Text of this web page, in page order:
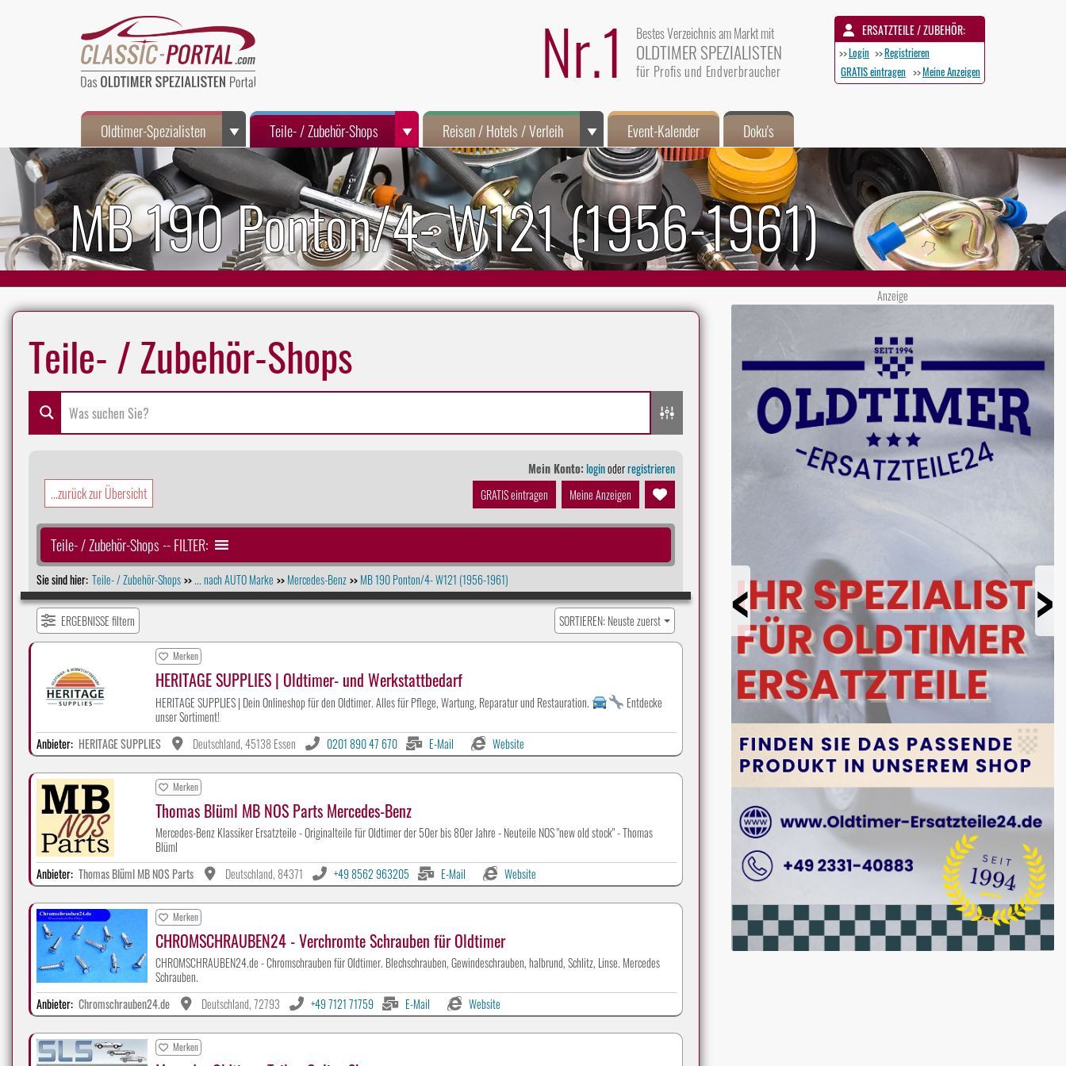
ERSATZTEILE / ZUBEHÖR:
>>Login >>Registrieren
GRATIS eintragen >>Meine Anzeigen
Nr.1 Bestes Verzeichnis am Markt mit
OLDTIMER SPEZIALISTEN
für Profis und Endverbraucher
Oldtimer-Spezialisten Teile- / Zubehör-Shops Reisen / Hotels / Verleih Event-Kalender Doku's
MB 190 Ponton/4- W121 (1956-1961)
Teile- / Zubehör-Shops
...zurück zur Übersicht
Mein Konto: loginoderregistrieren
GRATIS eintragen
Meine Anzeigen
Teile- / Zubehör-Shops -- FILTER:
Sie sind hier: Teile- / Zubehör-Shops >>... nach AUTO Marke >> Mercedes-Benz >> MB 190 Ponton/4- W121 (1956-1961)
ERGEBNISSE filtern SORTIEREN: Neuste zuerst
Merken
HERITAGE SUPPLIES | Oldtimer- und Werkstattbedarf
HERITAGE SUPPLIES | Dein Onlineshop für den Oldtimer. Alles für Pflege, Wartung, Reparatur und Restauration.
Entdecke
unser Sortiment!
Anbieter: HERITAGE SUPPLIES Deutschland, 45138 Essen 0201 890 47 670 E-Mail Website
Merken
Thomas Blüml MB NOS Parts Mercedes-Benz
Mercedes-Benz Klassiker Ersatzteile - Originalteile für Oldtimer der 50er bis 80er Jahre - Neuteile NOS "new old stock" - Thomas
Blüml
Anbieter: Thomas Blüml MB NOS Parts Deutschland, 84371 +49 8562 963205 E-Mail Website
Merken
CHROMSCHRAUBEN24 - Verchromte Schrauben für Oldtimer
CHROMSCHRAUBEN24.de - Chromschrauben für Oldtimer. Blechschrauben, Gewindeschrauben, halbrund, Schlitz, Linse. Mercedes
Schrauben.
Anbieter: Chromschrauben24.de Deutschland, 72793 +49 7121 71759 E-Mail Website
Merken
Anzeige
Next
Prev